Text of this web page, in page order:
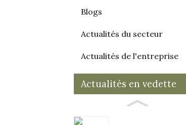
Blogs
Actualités du secteur
Actualités de l'entreprise
Actualités en vedette